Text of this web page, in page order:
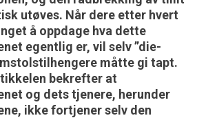
utøves. Når dere etter hvert
å oppdage hva dette
egentlig er, vil selv ”die-
måtte gi tapt.
bekrefter at
og dets tjenere, herunder
ikke fortjener selv den